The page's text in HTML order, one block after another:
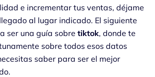
e incrementar tus ventas, déjame
al lugar indicado. El siguiente
ser una guía sobre tiktok, donde te
sobre todos esos datos
saber para ser el mejor